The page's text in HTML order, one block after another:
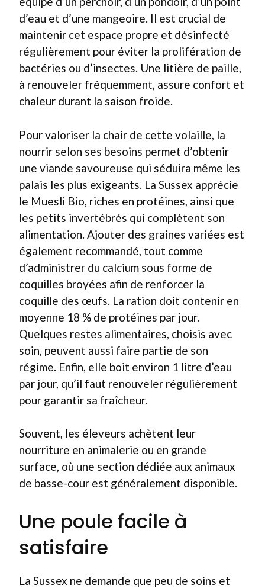
d’eau et d’une mangeoire. Il est crucial de
maintenir cet espace propre et désinfecté
régulièrement pour éviter la prolifération de
bactéries ou d’insectes. Une litière de paille,
à renouveler fréquemment, assure confort et
chaleur durant la saison froide.
Pour valoriser la chair de cette volaille, la
nourrir selon ses besoins permet d’obtenir
une viande savoureuse qui séduira même les
palais les plus exigeants. La Sussex apprécie
le Muesli Bio, riches en protéines, ainsi que
les petits invertébrés qui complètent son
alimentation. Ajouter des graines variées est
également recommandé, tout comme
d’administrer du calcium sous forme de
coquilles broyées afin de renforcer la
coquille des œufs. La ration doit contenir en
moyenne 18 % de protéines par jour.
Quelques restes alimentaires, choisis avec
soin, peuvent aussi faire partie de son
régime. Enfin, elle boit environ 1 litre d’eau
par jour, qu’il faut renouveler régulièrement
pour garantir sa fraîcheur.
Souvent, les éleveurs achètent leur
nourriture en animalerie ou en grande
surface, où une section dédiée aux animaux
de basse-cour est généralement disponible.
Une poule facile à
satisfaire
La Sussex ne demande que peu de soins et